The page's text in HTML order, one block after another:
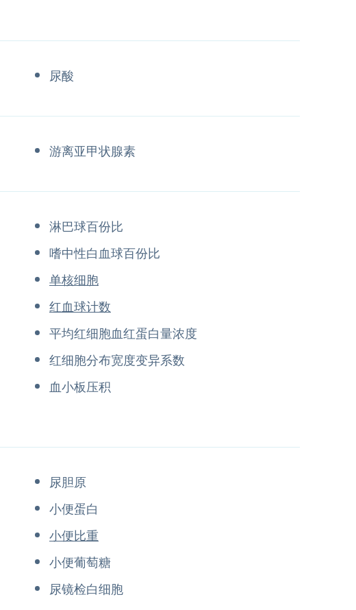
尿酸
游离亚甲状腺素
淋巴球百份比
嗜中性白血球百份比
单核细胞
红血球计数
平均红细胞血红蛋白量浓度
红细胞分布宽度变异系数
血小板压积
尿胆原
小便蛋白
小便比重
小便葡萄糖
尿镜检白细胞